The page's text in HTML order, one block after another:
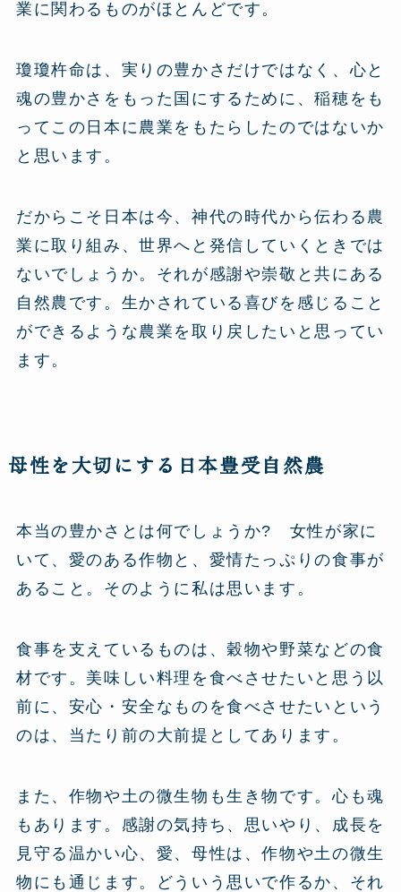
業に関わるものがほとんどです。
瓊瓊杵命は、実りの豊かさだけではなく、心と
魂の豊かさをもった国にするために、稲穂をも
ってこの日本に農業をもたらしたのではないか
と思います。
だからこそ日本は今、神代の時代から伝わる農
業に取り組み、世界へと発信していくときでは
ないでしょうか。それが感謝や崇敬と共にある
自然農です。生かされている喜びを感じること
ができるような農業を取り戻したいと思ってい
ます。
母性を大切にする日本豊受自然農
本当の豊かさとは何でしょうか? 女性が家に
いて、愛のある作物と、愛情たっぷりの食事が
あること。そのように私は思います。
食事を支えているものは、穀物や野菜などの食
材です。美味しい料理を食べさせたいと思う以
前に、安心・安全なものを食べさせたいという
のは、当たり前の大前提としてあります。
また、作物や土の微生物も生き物です。心も魂
もあります。感謝の気持ち、思いやり、成長を
見守る温かい心、愛、母性は、作物や土の微生
物にも通じます。どういう思いで作るか、それ